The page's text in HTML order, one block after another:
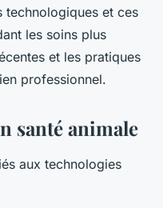
technologiques et ces
les soins plus
et les pratiques
professionnel.
santé animale
aux technologies